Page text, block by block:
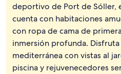
deportivo de Port de Sóller,
cuenta con habitaciones
con ropa de cama de
inmersión profunda.
mediterránea con vistas al
piscina y rejuvenecedores